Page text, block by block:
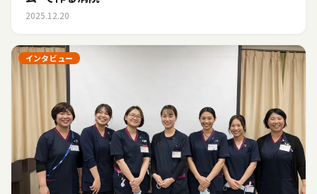
2025.12.20
インタビュー